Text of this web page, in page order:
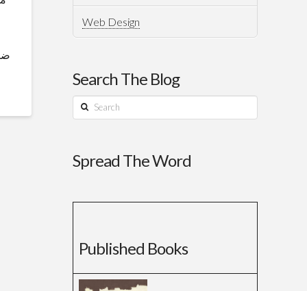
Web Design
Search The Blog
Search
Spread The Word
Published Books